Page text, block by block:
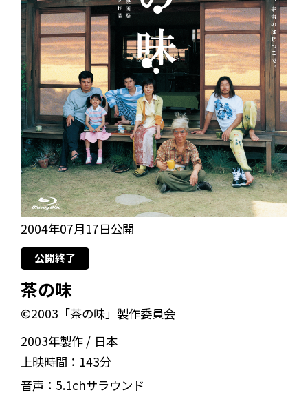
2004年07月17日公開
公開終了
茶の味
©2003「茶の味」製作委員会
2003年製作
日本
上映時間： 143分
音声： 5.1chサラウンド